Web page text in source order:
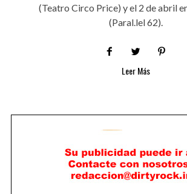
(Teatro Circo Price) y el 2 de abril
(Paral.lel 62).
Leer Más